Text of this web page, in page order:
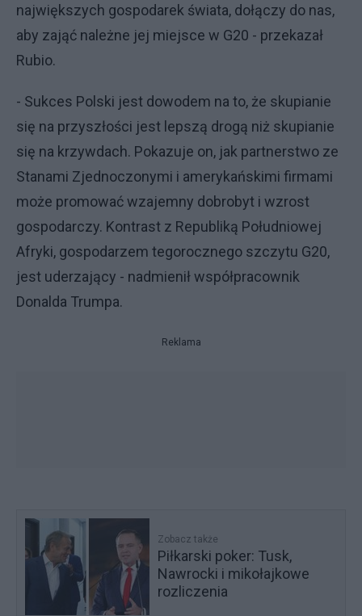
największych gospodarek świata, dołączy do nas,
aby zająć należne jej miejsce w G20 - przekazał
Rubio.
- Sukces Polski jest dowodem na to, że skupianie
się na przyszłości jest lepszą drogą niż skupianie
się na krzywdach. Pokazuje on, jak partnerstwo ze
Stanami Zjednoczonymi i amerykańskimi firmami
może promować wzajemny dobrobyt i wzrost
gospodarczy. Kontrast z Republiką Południowej
Afryki, gospodarzem tegorocznego szczytu G20,
jest uderzający - nadmienił współpracownik
Donalda Trumpa.
Reklama
Zobacz także
Piłkarski poker: Tusk,
Nawrocki i mikołajkowe
rozliczenia